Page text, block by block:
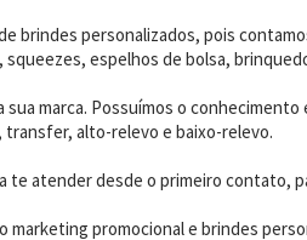
brindes personalizados, pois
squeezes, espelhos de bolsa,
sua marca. Possuímos o
alto-relevo e baixo-relevo.
te atender desde o primeiro contato,
marketing promocional e brindes